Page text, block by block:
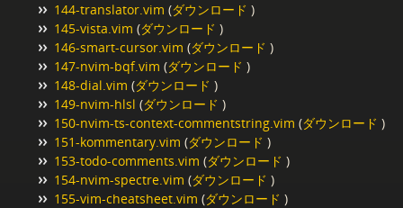
144-translator.vim (ダウンロード )
145-vista.vim (ダウンロード )
146-smart-cursor.vim (ダウンロード )
147-nvim-bqf.vim (ダウンロード )
148-dial.vim (ダウンロード )
149-nvim-hlsl (ダウンロード )
150-nvim-ts-context-commentstring.vim (ダウンロード )
151-kommentary.vim (ダウンロード )
153-todo-comments.vim (ダウンロード )
154-nvim-spectre.vim (ダウンロード )
155-vim-cheatsheet.vim (ダウンロード )